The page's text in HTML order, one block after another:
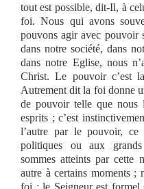
tout est possible, dit-Il, à
foi. Nous qui avons
pouvons agir avec pouvoir
dans notre société, dans
dans notre Eglise, nous
Christ. Le pouvoir c’est
Autrement dit la foi donne
de pouvoir telle que nous
esprits ; c’est
l’autre par le pouvoir, ce
politiques ou aux
sommes atteints par cette
autre à certains moments ;
foi ; le Seigneur est formel